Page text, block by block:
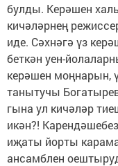
булды. Керәшен
кичәләрнең
иде. Сәхнәгә үз
беткән уен-
керәшен моңнарын,
танытучы
гына ул кичәләр
икән?!
иҗаты йорты
ансамблен